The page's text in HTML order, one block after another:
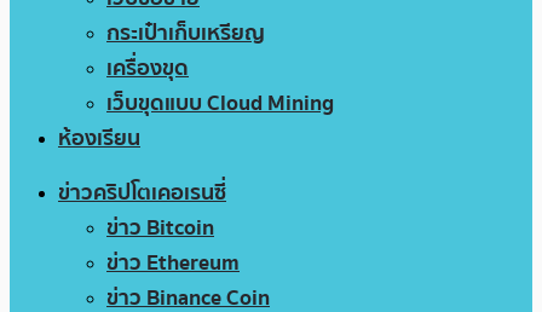
กระเป๋าเก็บเหรียญ
เครื่องขุด
เว็บขุดแบบ Cloud Mining
ห้องเรียน
ข่าวคริปโตเคอเรนซี่
ข่าว Bitcoin
ข่าว Ethereum
ข่าว Binance Coin